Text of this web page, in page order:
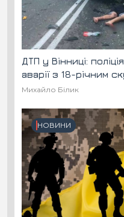
ДТП у Вінниці:
аварії з 18-річним
Михайло Білик
НОВИНИ